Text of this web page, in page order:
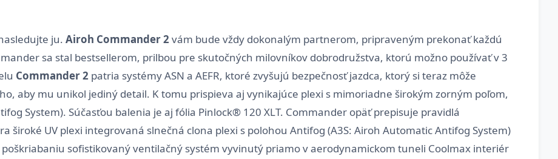
ju. Airoh Commander 2vám bude vždy dokonalým partnerom, pripraveným prekonať každú
sa stal bestsellerom, prilbou pre skutočných milovníkov dobrodružstva, ktorú možno používať v 3
Commander 2 patria systémy ASN a AEFR, ktoré zvyšujú bezpečnosť jazdca, ktorý si teraz môže
aby mu unikol jediný detail. K tomu prispieva aj vynikajúce plexi s mimoriadne širokým zorným poľom,
System). Súčasťou balenia je aj fólia Pinlock® 120 XLT. Commander opäť prepisuje pravidlá
široké UV plexi integrovaná slnečná clona plexi s polohou Antifog (A3S: Airoh Automatic Antifog System)
sofistikovaný ventilačný systém vyvinutý priamo v aerodynamickom tuneli Coolmax interiér